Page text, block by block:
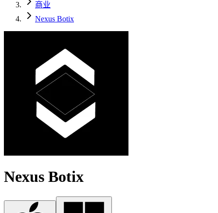
商业
Nexus Botix
Nexus Botix